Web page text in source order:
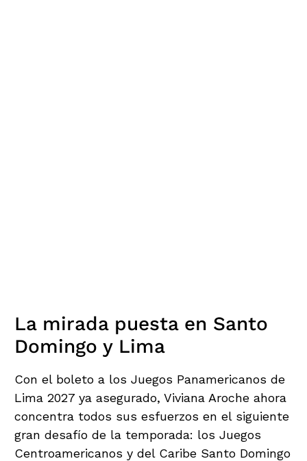
La mirada puesta en Santo
Domingo y Lima
Con el boleto a los Juegos Panamericanos de
Lima 2027 ya asegurado, Viviana Aroche ahora
concentra todos sus esfuerzos en el siguiente
gran desafío de la temporada: los Juegos
Centroamericanos y del Caribe Santo Domingo